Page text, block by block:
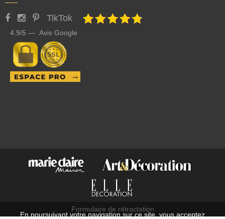
TikTok
4.9/5 — Avis Google
Formulaire de rétractation
En poursuivant votre navigation sur ce site, vous acceptez